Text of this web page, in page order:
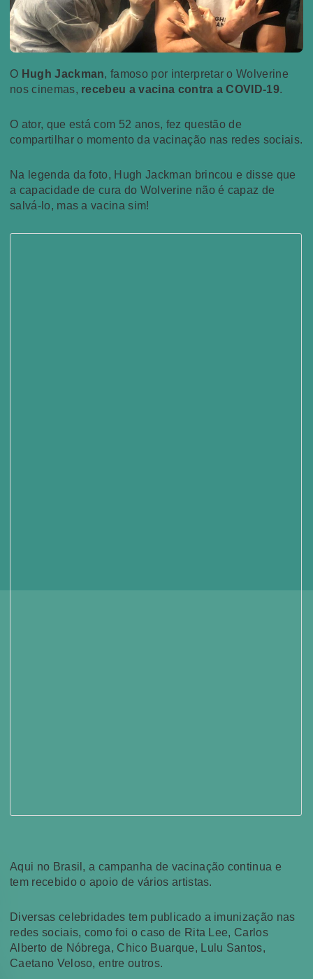
O Hugh Jackman, famoso por interpretar o Wolverine
nos cinemas, recebeu a vacina contra a COVID-19.
O ator, que está com 52 anos, fez questão de
compartilhar o momento da vacinação nas redes sociais.
Na legenda da foto, Hugh Jackman brincou e disse que
a capacidade de cura do Wolverine não é capaz de
salvá-lo, mas a vacina sim!
Aqui no Brasil, a campanha de vacinação continua e
tem recebido o apoio de vários artistas.
Diversas celebridades tem publicado a imunização nas
redes sociais, como foi o caso de Rita Lee, Carlos
Alberto de Nóbrega, Chico Buarque, Lulu Santos,
Caetano Veloso, entre outros.